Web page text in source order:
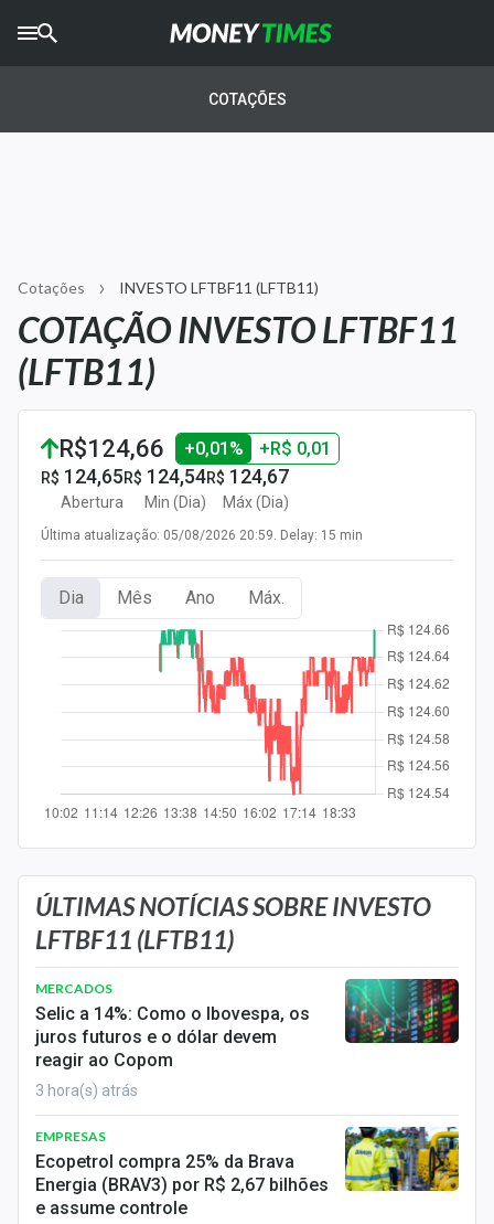
AGROTIMES
Newsletters
Money Trader
Últimas Notícias
Newsletters
Cotações
Comprar ou vender?
Carteiras Recomendadas
Central dos IPOs
Renda Fixa
Finanças Pessoais
Mercados
Economia
Empresas
Brasil
Política
Money Trader
COTAÇÕES
Cotações INVESTO LFTBF11 (LFTB11)
COTAÇÃO INVESTO LFTBF11
(LFTB11)
R$124,66 +0,01% +R$ 0,01
R$ 124,65
Abertura
R$ 124,54
Min (Dia)
R$ 124,67
Máx (Dia)
Última atualização: 05/08/2026 20:59. Delay: 15 min
Dia Mês Ano Máx.
ÚLTIMAS NOTÍCIAS SOBRE INVESTO
LFTBF11 (LFTB11)
MERCADOS
Selic a 14%: Como o Ibovespa, os
juros futuros e o dólar devem
reagir ao Copom
3 hora(s) atrás
EMPRESAS
Ecopetrol compra 25% da Brava
Energia (BRAV3) por R$ 2,67 bilhões
e assume controle